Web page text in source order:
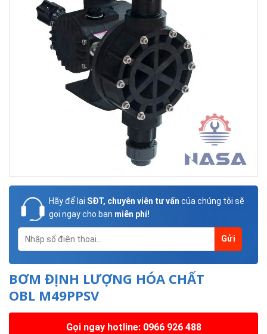
Hãy để lại SĐT, chuyên viên tư vấn của chúng tôi sẽ
gọi ngay cho bạn miễn phí!
BƠM ĐỊNH LƯỢNG HÓA CHẤT
OBL M49PPSV
Gọi ngay hotline: 0966 926 488